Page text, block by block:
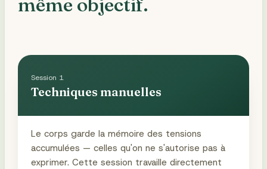
Session 1
Techniques manuelles
Le corps garde la mémoire des tensions
accumulées — celles qu'on ne s'autorise pas à
exprimer. Cette session travaille directement